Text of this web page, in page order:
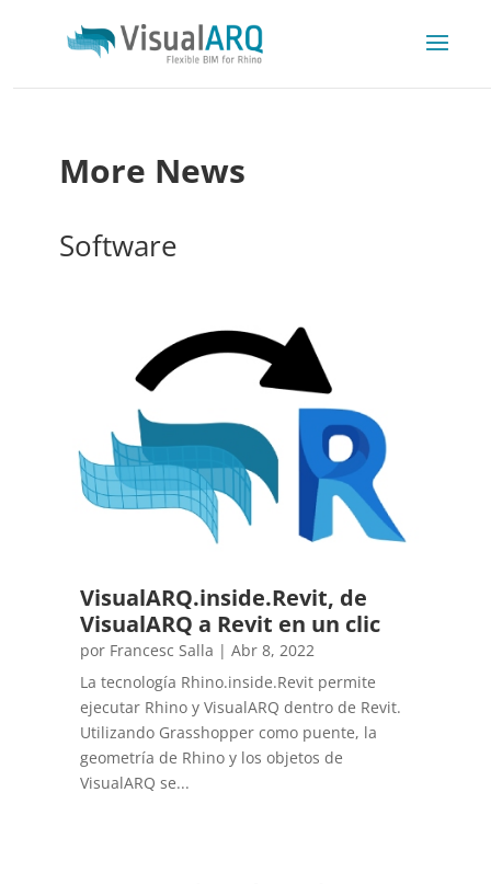
More News
Software
VisualARQ.inside.Revit, de
VisualARQ a Revit en un clic
por Francesc Salla |Abr 8, 2022
La tecnología Rhino.inside.Revit permite
ejecutar Rhino y VisualARQ dentro de Revit.
Utilizando Grasshopper como puente, la
geometría de Rhino y los objetos de
VisualARQ se...